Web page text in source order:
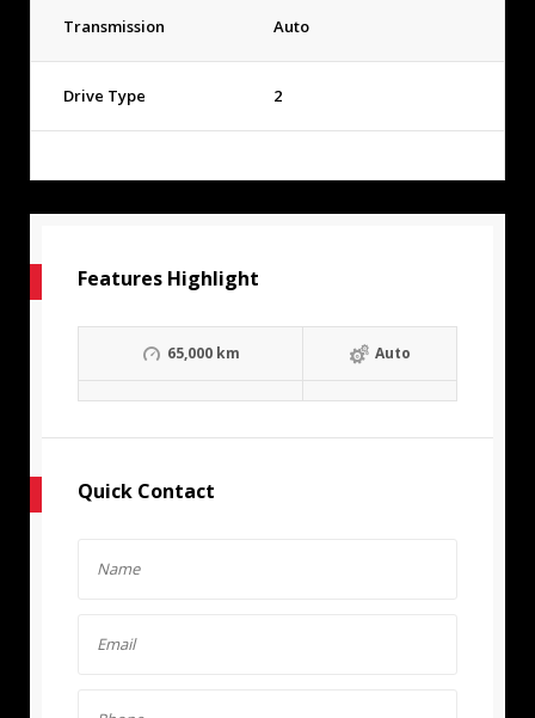
Transmission Auto
Drive Type 2
Features Highlight
65,000 km Auto
Quick Contact